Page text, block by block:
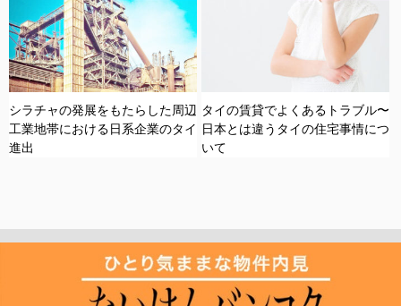
シラチャの発展をもたらした周辺
工業地帯における日系企業のタイ
進出
タイの賃貸でよくあるトラブル〜
日本とは違うタイの住宅事情につ
いて